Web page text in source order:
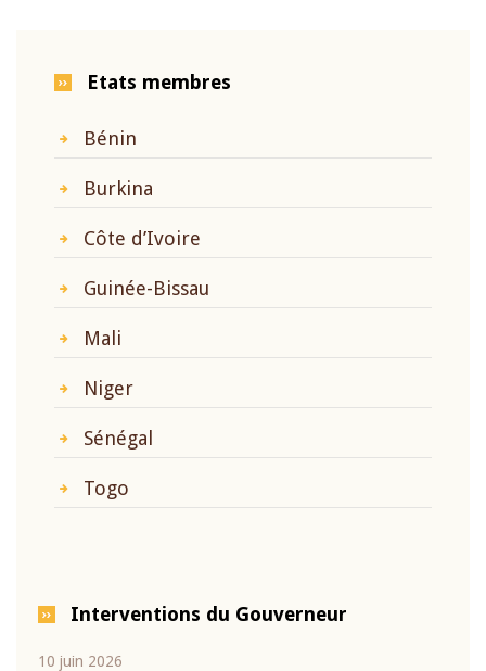
Etats membres
Bénin
Burkina
Côte d’Ivoire
Guinée-Bissau
Mali
Niger
Sénégal
Togo
Interventions du Gouverneur
10 juin 2026